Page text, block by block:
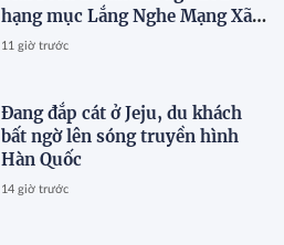
hạng mục Lắng Nghe Mạng Xã
Hội, Phân Phối Thông Cáo Báo
11 giờ trước
Đang đắp cát ở Jeju, du khách
bất ngờ lên sóng truyền hình
Hàn Quốc
14 giờ trước